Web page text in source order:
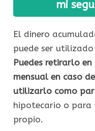
mi
El dinero
puede ser
Puedes retirarlo
mensual en caso
utilizarlo como
hipotecario o para
propio.